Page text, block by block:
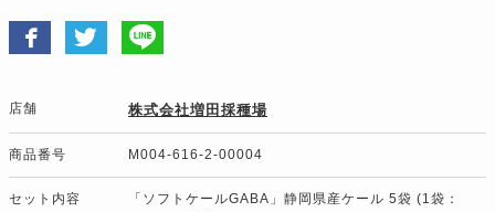
店舗 株式会社増田採種場
商品番号 M004-616-2-00004
セット内容
「ソフトケールGABA」静岡県産ケール 5袋 (1袋：